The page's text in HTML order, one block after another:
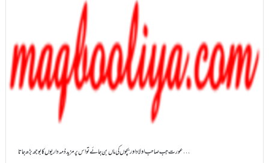
عورت جب صاحب اولاد اور بچوں کی ماں بن جائے تو اس پر مزید ذمہ داریوں کابوجھ بڑھ جاتا…